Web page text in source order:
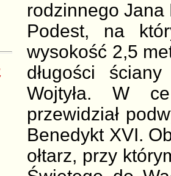
rodzinnego Jana
Podest, na
wysokość 2,5
długości
Wojtyła. W
przewidział
Benedykt XVI.
ołtarz, przy